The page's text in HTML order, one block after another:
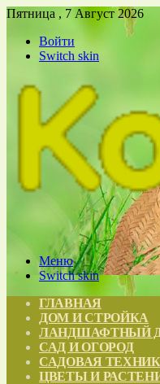
Пятница , 7 Август 2026
Войти
Switch skin
Меню
Switch skin
ГЛАВНАЯ
ДОМ И СТРОЙКА
ЛАНДШАФТНЫЙ
САД И ОГОРОД
САДОВАЯ
ЦВЕТЫ И